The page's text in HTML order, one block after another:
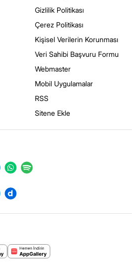
Gizlilik Politikası
Çerez Politikası
Kişisel Verilerin Korunması
Veri Sahibi Başvuru Formu
Webmaster
Mobil Uygulamalar
RSS
Sitene Ekle